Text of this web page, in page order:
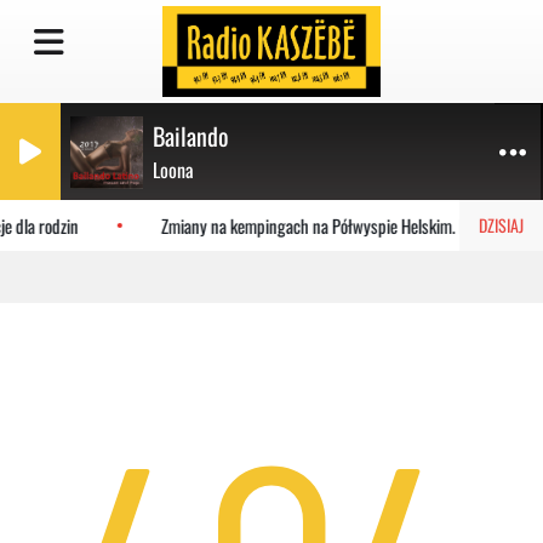
Bailando
Loona
DZISIAJ
dla rodzin Zmiany na kempingach na Półwyspie Helskim. Powstaje